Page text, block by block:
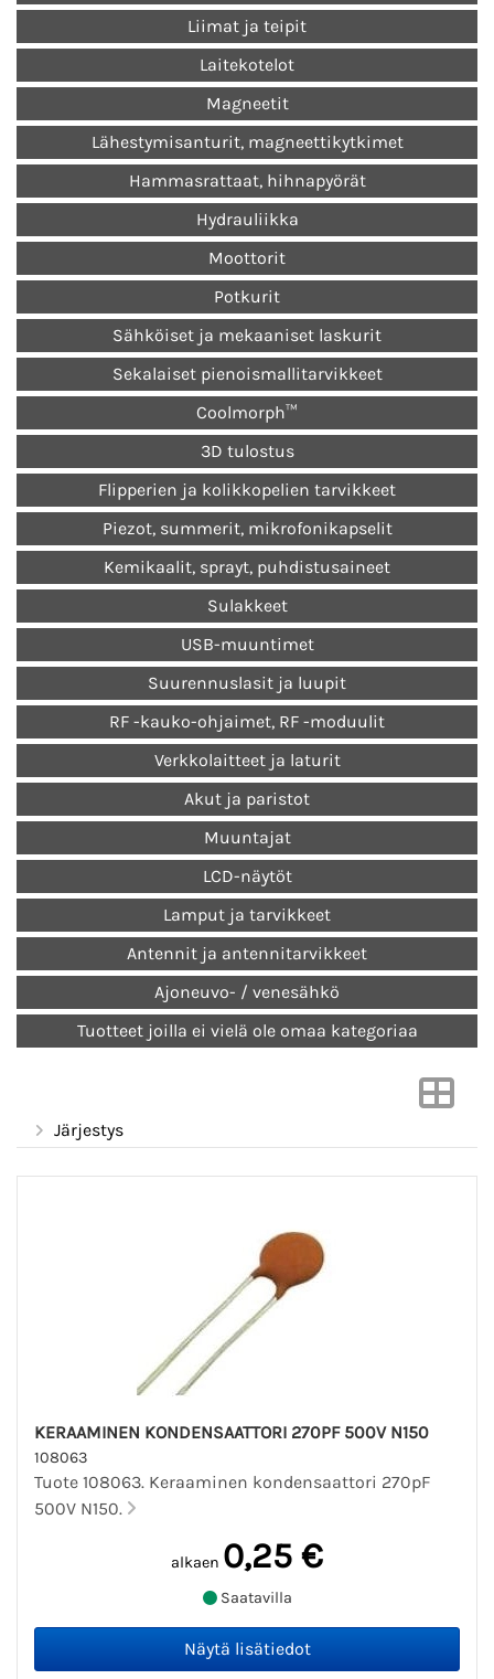
Liimat ja teipit
Laitekotelot
Magneetit
Lähestymisanturit, magneettikytkimet
Hammasrattaat, hihnapyörät
Hydrauliikka
Moottorit
Potkurit
Sähköiset ja mekaaniset laskurit
Sekalaiset pienoismallitarvikkeet
Coolmorph™
3D tulostus
Flipperien ja kolikkopelien tarvikkeet
Piezot, summerit, mikrofonikapselit
Kemikaalit, sprayt, puhdistusaineet
Sulakkeet
USB-muuntimet
Suurennuslasit ja luupit
RF -kauko-ohjaimet, RF -moduulit
Verkkolaitteet ja laturit
Akut ja paristot
Muuntajat
LCD-näytöt
Lamput ja tarvikkeet
Antennit ja antennitarvikkeet
Ajoneuvo- / venesähkö
Tuotteet joilla ei vielä ole omaa kategoriaa
Järjestys
KERAAMINEN KONDENSAATTORI 270PF 500V N150
108063
Tuote 108063. Keraaminen kondensaattori 270pF
500V N150.
alkaen 0,25 €
Saatavilla